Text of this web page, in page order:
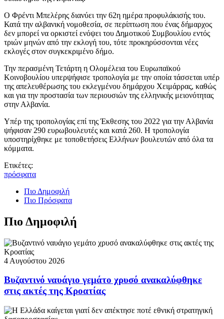
Ο Φρέντι Μπελέρης διανύει την 62η ημέρα προφυλάκισής του.
Κατά την αλβανική νομοθεσία, σε περίπτωση που ένας δήμαρχος
δεν μπορεί να ορκιστεί ενόψει του Δημοτικού Συμβουλίου εντός
τριών μηνών από την εκλογή του, τότε προκηρύσσονται νέες
εκλογές στον συγκεκριμένο δήμο.
Την περασμένη Τετάρτη η Ολομέλεια του Ευρωπαϊκού
Κοινοβουλίου υπερψήφισε τροπολογία με την οποία τάσσεται υπέρ
της απελευθέρωσης του εκλεγμένου δημάρχου Χειμάρρας, καθώς
και για την προστασία των περιουσιών της ελληνικής μειονότητας
στην Αλβανία.
Υπέρ της τροπολογίας επί της Έκθεσης του 2022 για την Αλβανία
ψήφισαν 290 ευρωβουλευτές και κατά 260. Η τροπολογία
υποστηρίχθηκε με τοποθετήσεις Ελλήνων βουλευτών από όλα τα
κόμματα.
Ετικέτες:
πρόσφατα
Πιο Δημοφιλή
Πιο Πρόσφατα
Πιο Δημοφιλή
4 Αυγούστου 2026
Βυζαντινό ναυάγιο γεμάτο χρυσό ανακαλύφθηκε
στις ακτές της Κροατίας